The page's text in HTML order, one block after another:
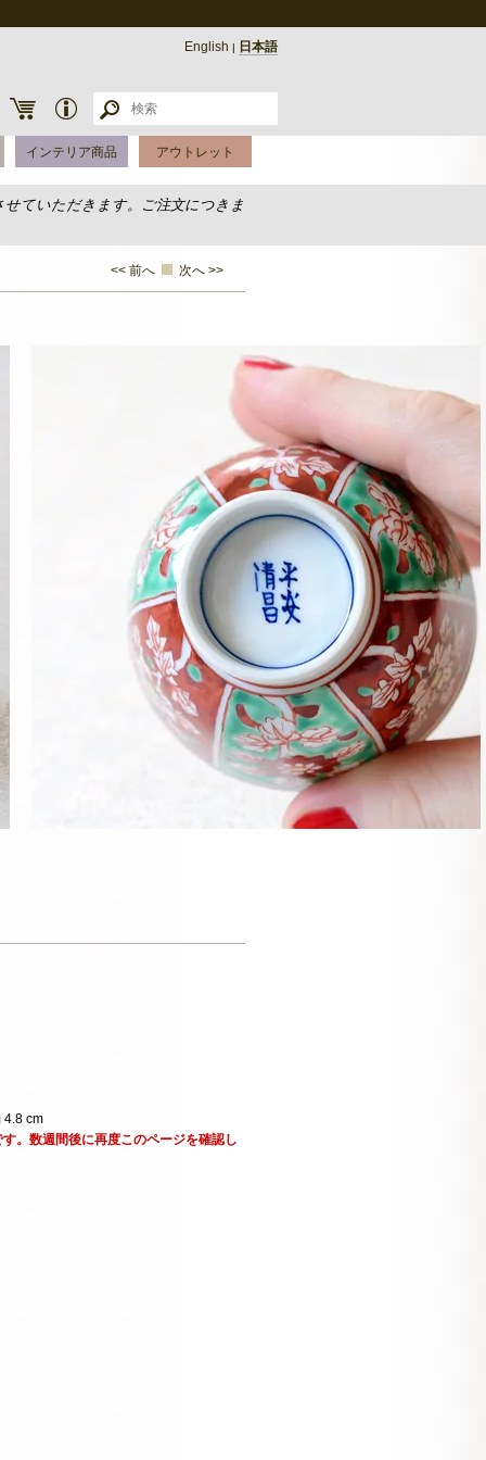
English | 日本語
インテリア商品 アウトレット
せていただきます。ご注文につきま
<< 前へ 次へ >>
4.8 cm
。数週間後に再度このページを確認し